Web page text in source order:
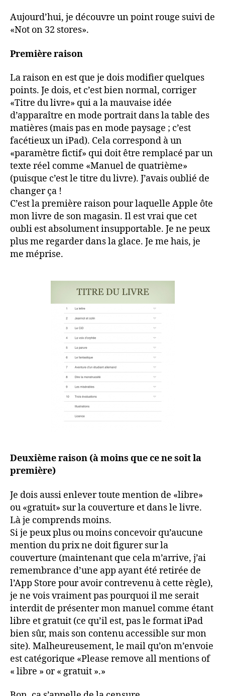
Aujourd’hui, je découvre un point rouge suivi de
«Not on 32 stores».
Première raison
La raison en est que je dois modifier quelques
points. Je dois, et c’est bien normal, corriger
«Titre du livre» qui a la mauvaise idée
d’apparaître en mode portrait dans la table des
matières (mais pas en mode paysage ; c’est
facétieux un iPad). Cela correspond à un
«paramètre fictif» qui doit être remplacé par un
texte réel comme «Manuel de quatrième»
(puisque c’est le titre du livre). J’avais oublié de
changer ça !
C’est la première raison pour laquelle Apple ôte
mon livre de son magasin. Il est vrai que cet
oubli est absolument insupportable. Je ne peux
plus me regarder dans la glace. Je me hais, je
me méprise.
Deuxième raison (à moins que ce ne soit la
première)
Je dois aussi enlever toute mention de «libre»
ou «gratuit» sur la couverture et dans le livre.
Là je comprends moins.
Si je peux plus ou moins concevoir qu’aucune
mention du prix ne doit figurer sur la
couverture (maintenant que cela m’arrive, j’ai
remembrance d’une app ayant été retirée de
l’App Store pour avoir contrevenu à cette règle),
je ne vois vraiment pas pourquoi il me serait
interdit de présenter mon manuel comme étant
libre et gratuit (ce qu’il est, pas le format iPad
bien sûr, mais son contenu accessible sur mon
site). Malheureusement, le mail qu’on m’envoie
est catégorique «Please remove all mentions of
« libre » or « gratuit ».»